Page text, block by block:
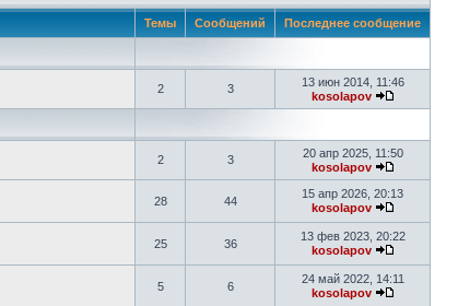
Темы Сообщений Последнее сообщение
2 3
13 июн 2014, 11:46
kosolapov
2 3
20 апр 2025, 11:50
kosolapov
28 44
15 апр 2026, 20:13
kosolapov
25 36
13 фев 2023, 20:22
kosolapov
5 6
24 май 2022, 14:11
kosolapov